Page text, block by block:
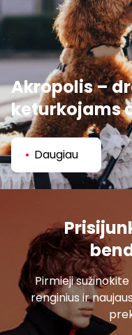
Akropolis –
keturkojams
Daugiau
Pirmieji
renginius ir